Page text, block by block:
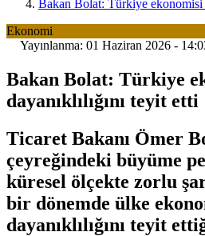
Bakan Bolat: Türkiye ekonomisi
Ekonomi
Yayınlanma: 01 Haziran 2026 -
Bakan Bolat: Türkiye
dayanıklılığını teyit etti
Ticaret Bakanı Ömer
çeyreğindeki büyüme
küresel ölçekte zorlu
bir dönemde ülke
dayanıklılığını teyit